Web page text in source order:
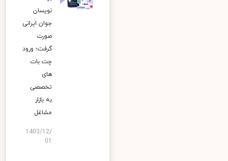
نویسان
جوان ایرانی
صورت
گرفت؛ ورود
چت بات
های
تخصصی
به بازار
مشاغل
1403/12/